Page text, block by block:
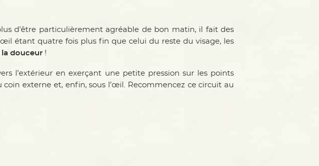
d’être particulièrement agréable de bon matin, il fait des
étant quatre fois plus fin que celui du reste du visage, les
la douceur !
l’extérieur en exerçant une petite pression sur les points
externe et, enfin, sous l’œil. Recommencez ce circuit au